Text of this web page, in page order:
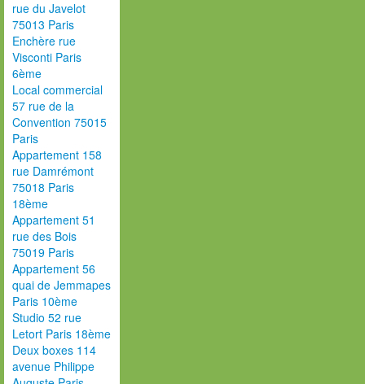
rue du Javelot
75013 Paris
Enchère rue
Visconti Paris
6ème
Local commercial
57 rue de la
Convention 75015
Paris
Appartement 158
rue Damrémont
75018 Paris
18ème
Appartement 51
rue des Bois
75019 Paris
Appartement 56
quai de Jemmapes
Paris 10ème
Studio 52 rue
Letort Paris 18ème
Deux boxes 114
avenue Philippe